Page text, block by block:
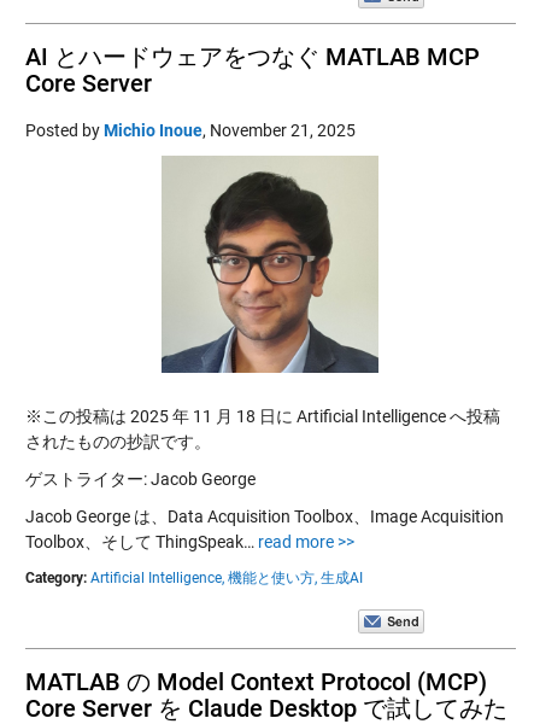
AI とハードウェアをつなぐ MATLAB MCP
Core Server
Posted byMichio Inoue, November 21, 2025
※この投稿は 2025 年 11 月 18 日に Artificial Intelligence へ投稿
されたものの抄訳です。
ゲストライター: Jacob George
Jacob George は、Data Acquisition Toolbox、Image Acquisition
Toolbox、そして ThingSpeak… read more >>
Category: Artificial Intelligence, 機能と使い方, 生成AI
MATLAB の Model Context Protocol (MCP)
Core Server を Claude Desktop で試してみた